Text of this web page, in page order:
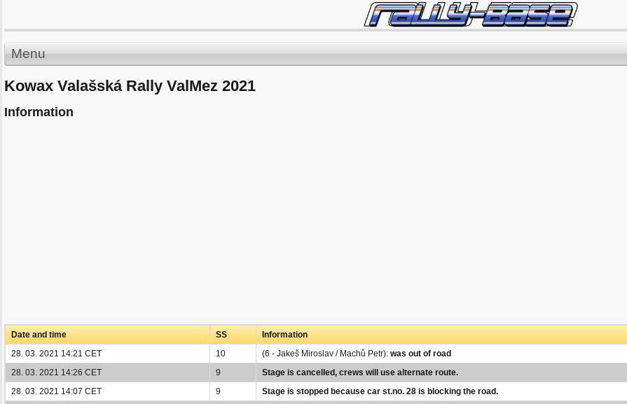
Menu
Kowax Valašská Rally ValMez 2021
Information
Date and time SS
Information
28. 03. 2021 14:21 CET
10 (6 - Jakeš Miroslav / Machů Petr): was out of road
28. 03. 2021 14:26 CET
9
Stage is cancelled, crews will use alternate route.
28. 03. 2021 14:07 CET
9
Stage is stopped because car st.no. 28 is blocking the road.